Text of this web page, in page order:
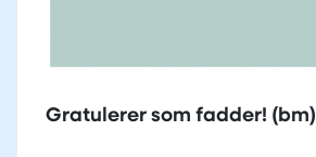
Gratulerer som fadder! (bm)